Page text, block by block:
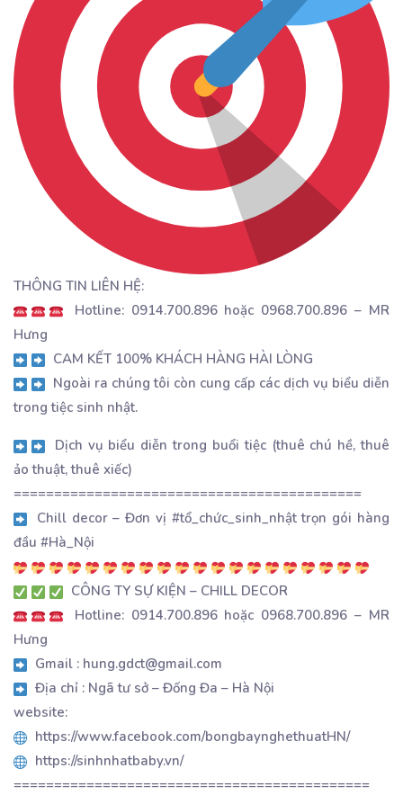
THÔNG TIN LIÊN HỆ:
Hotline: 0914.700.896 hoặc 0968.700.896 – MR
Hưng
CAM KẾT 100% KHÁCH HÀNG HÀI LÒNG
Ngoài ra chúng tôi còn cung cấp các dịch vụ biểu diễn
trong tiệc sinh nhật.
Dịch vụ biểu diễn trong buổi tiệc (thuê chú hề, thuê
ảo thuật, thuê xiếc)
===========================================
Chill decor – Đơn vị #tổ_chức_sinh_nhật trọn gói hàng
đầu #Hà_Nội
CÔNG TY SỰ KIỆN – CHILL DECOR
Hotline: 0914.700.896 hoặc 0968.700.896 – MR
Hưng
Gmail : hung.gdct@gmail.com
Địa chỉ : Ngã tư sở – Đống Đa – Hà Nội
website:
https://www.facebook.com/bongbaynghethuatHN/
https://sinhnhatbaby.vn/
============================================